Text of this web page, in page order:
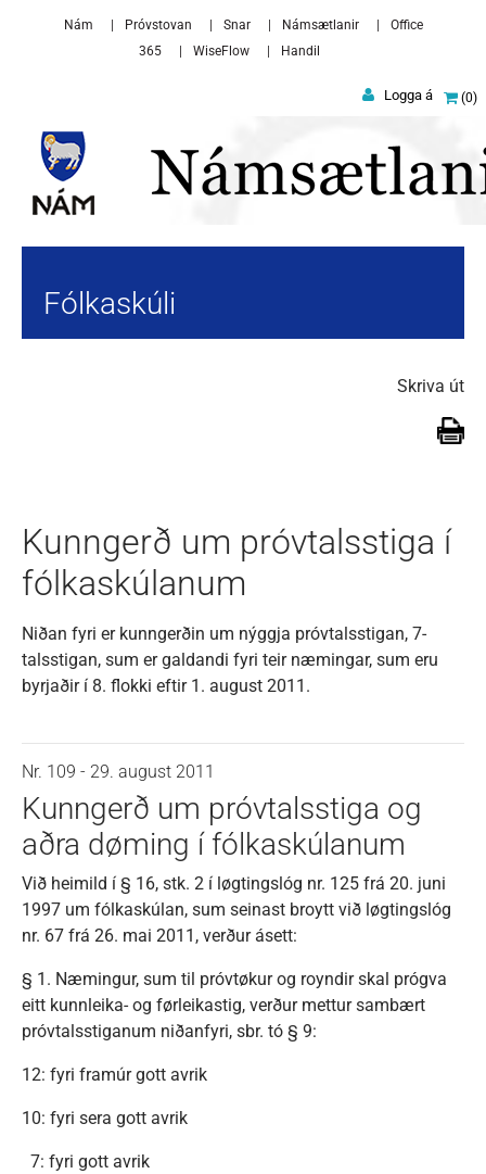
Nám Próvstovan Snar Námsætlanir
Office
365
WiseFlow Handil
0
Logga á
Fólkaskúli
Skriva út
Kunngerð um próvtalsstiga í
fólkaskúlanum
Niðan fyri er kunngerðin um nýggja próvtalsstigan, 7-
talsstigan, sum er galdandi fyri teir næmingar, sum eru
byrjaðir í 8. flokki eftir 1. august 2011.
Nr. 109 - 29. august 2011
Kunngerð um próvtalsstiga og
aðra døming í fólkaskúlanum
Við heimild í § 16, stk. 2 í løgtingslóg nr. 125 frá 20. juni
1997 um fólkaskúlan, sum seinast broytt við løgtingslóg
nr. 67 frá 26. mai 2011, verður ásett:
§ 1. Næmingur, sum til próvtøkur og royndir skal prógva
eitt kunnleika- og førleikastig, verður mettur sambært
próvtalsstiganum niðanfyri, sbr. tó § 9:
12: fyri framúr gott avrik
10: fyri sera gott avrik
7: fyri gott avrik